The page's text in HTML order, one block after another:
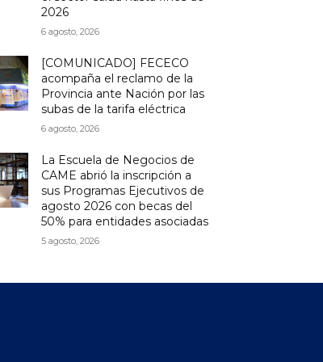
2026
6 agosto, 2026
[COMUNICADO] FECECO
acompaña el reclamo de la
Provincia ante Nación por las
subas de la tarifa eléctrica
6 agosto, 2026
La Escuela de Negocios de
CAME abrió la inscripción a
sus Programas Ejecutivos de
agosto 2026 con becas del
50% para entidades asociadas
5 agosto, 2026